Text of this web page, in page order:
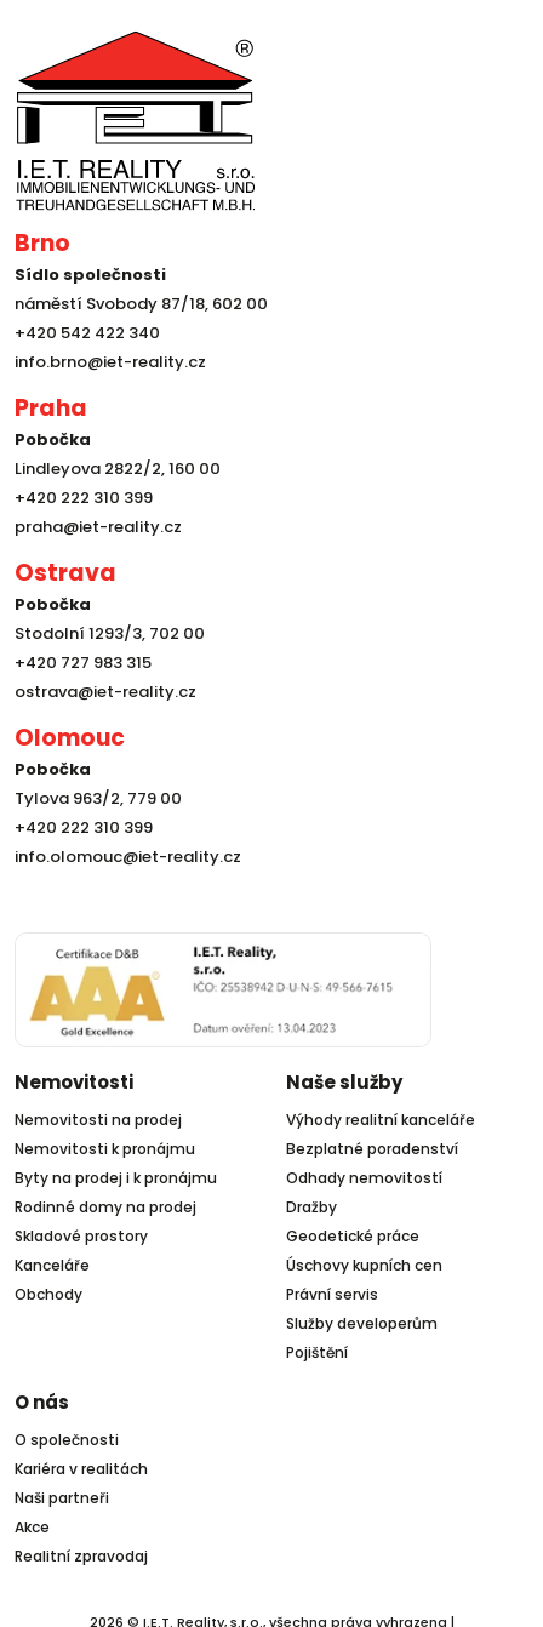
Brno
Sídlo společnosti
náměstí Svobody 87/18, 602 00
+420 542 422 340
info.brno@iet-reality.cz
Praha
Pobočka
Lindleyova 2822/2, 160 00
+420 222 310 399
praha@iet-reality.cz
Ostrava
Pobočka
Stodolní 1293/3, 702 00
+420 727 983 315
ostrava@iet-reality.cz
Olomouc
Pobočka
Tylova 963/2, 779 00
+420 222 310 399
info.olomouc@iet-reality.cz
Nemovitosti
Nemovitosti na prodej
Nemovitosti k pronájmu
Byty na prodej i k pronájmu
Rodinné domy na prodej
Skladové prostory
Kanceláře
Obchody
Naše služby
Výhody realitní kanceláře
Bezplatné poradenství
Odhady nemovitostí
Dražby
Geodetické práce
Úschovy kupních cen
Právní servis
Služby developerům
Pojištění
O nás
O společnosti
Kariéra v realitách
Naši partneři
Akce
Realitní zpravodaj
2026 © I.E.T. Reality, s.r.o., všechna práva vyhrazena |